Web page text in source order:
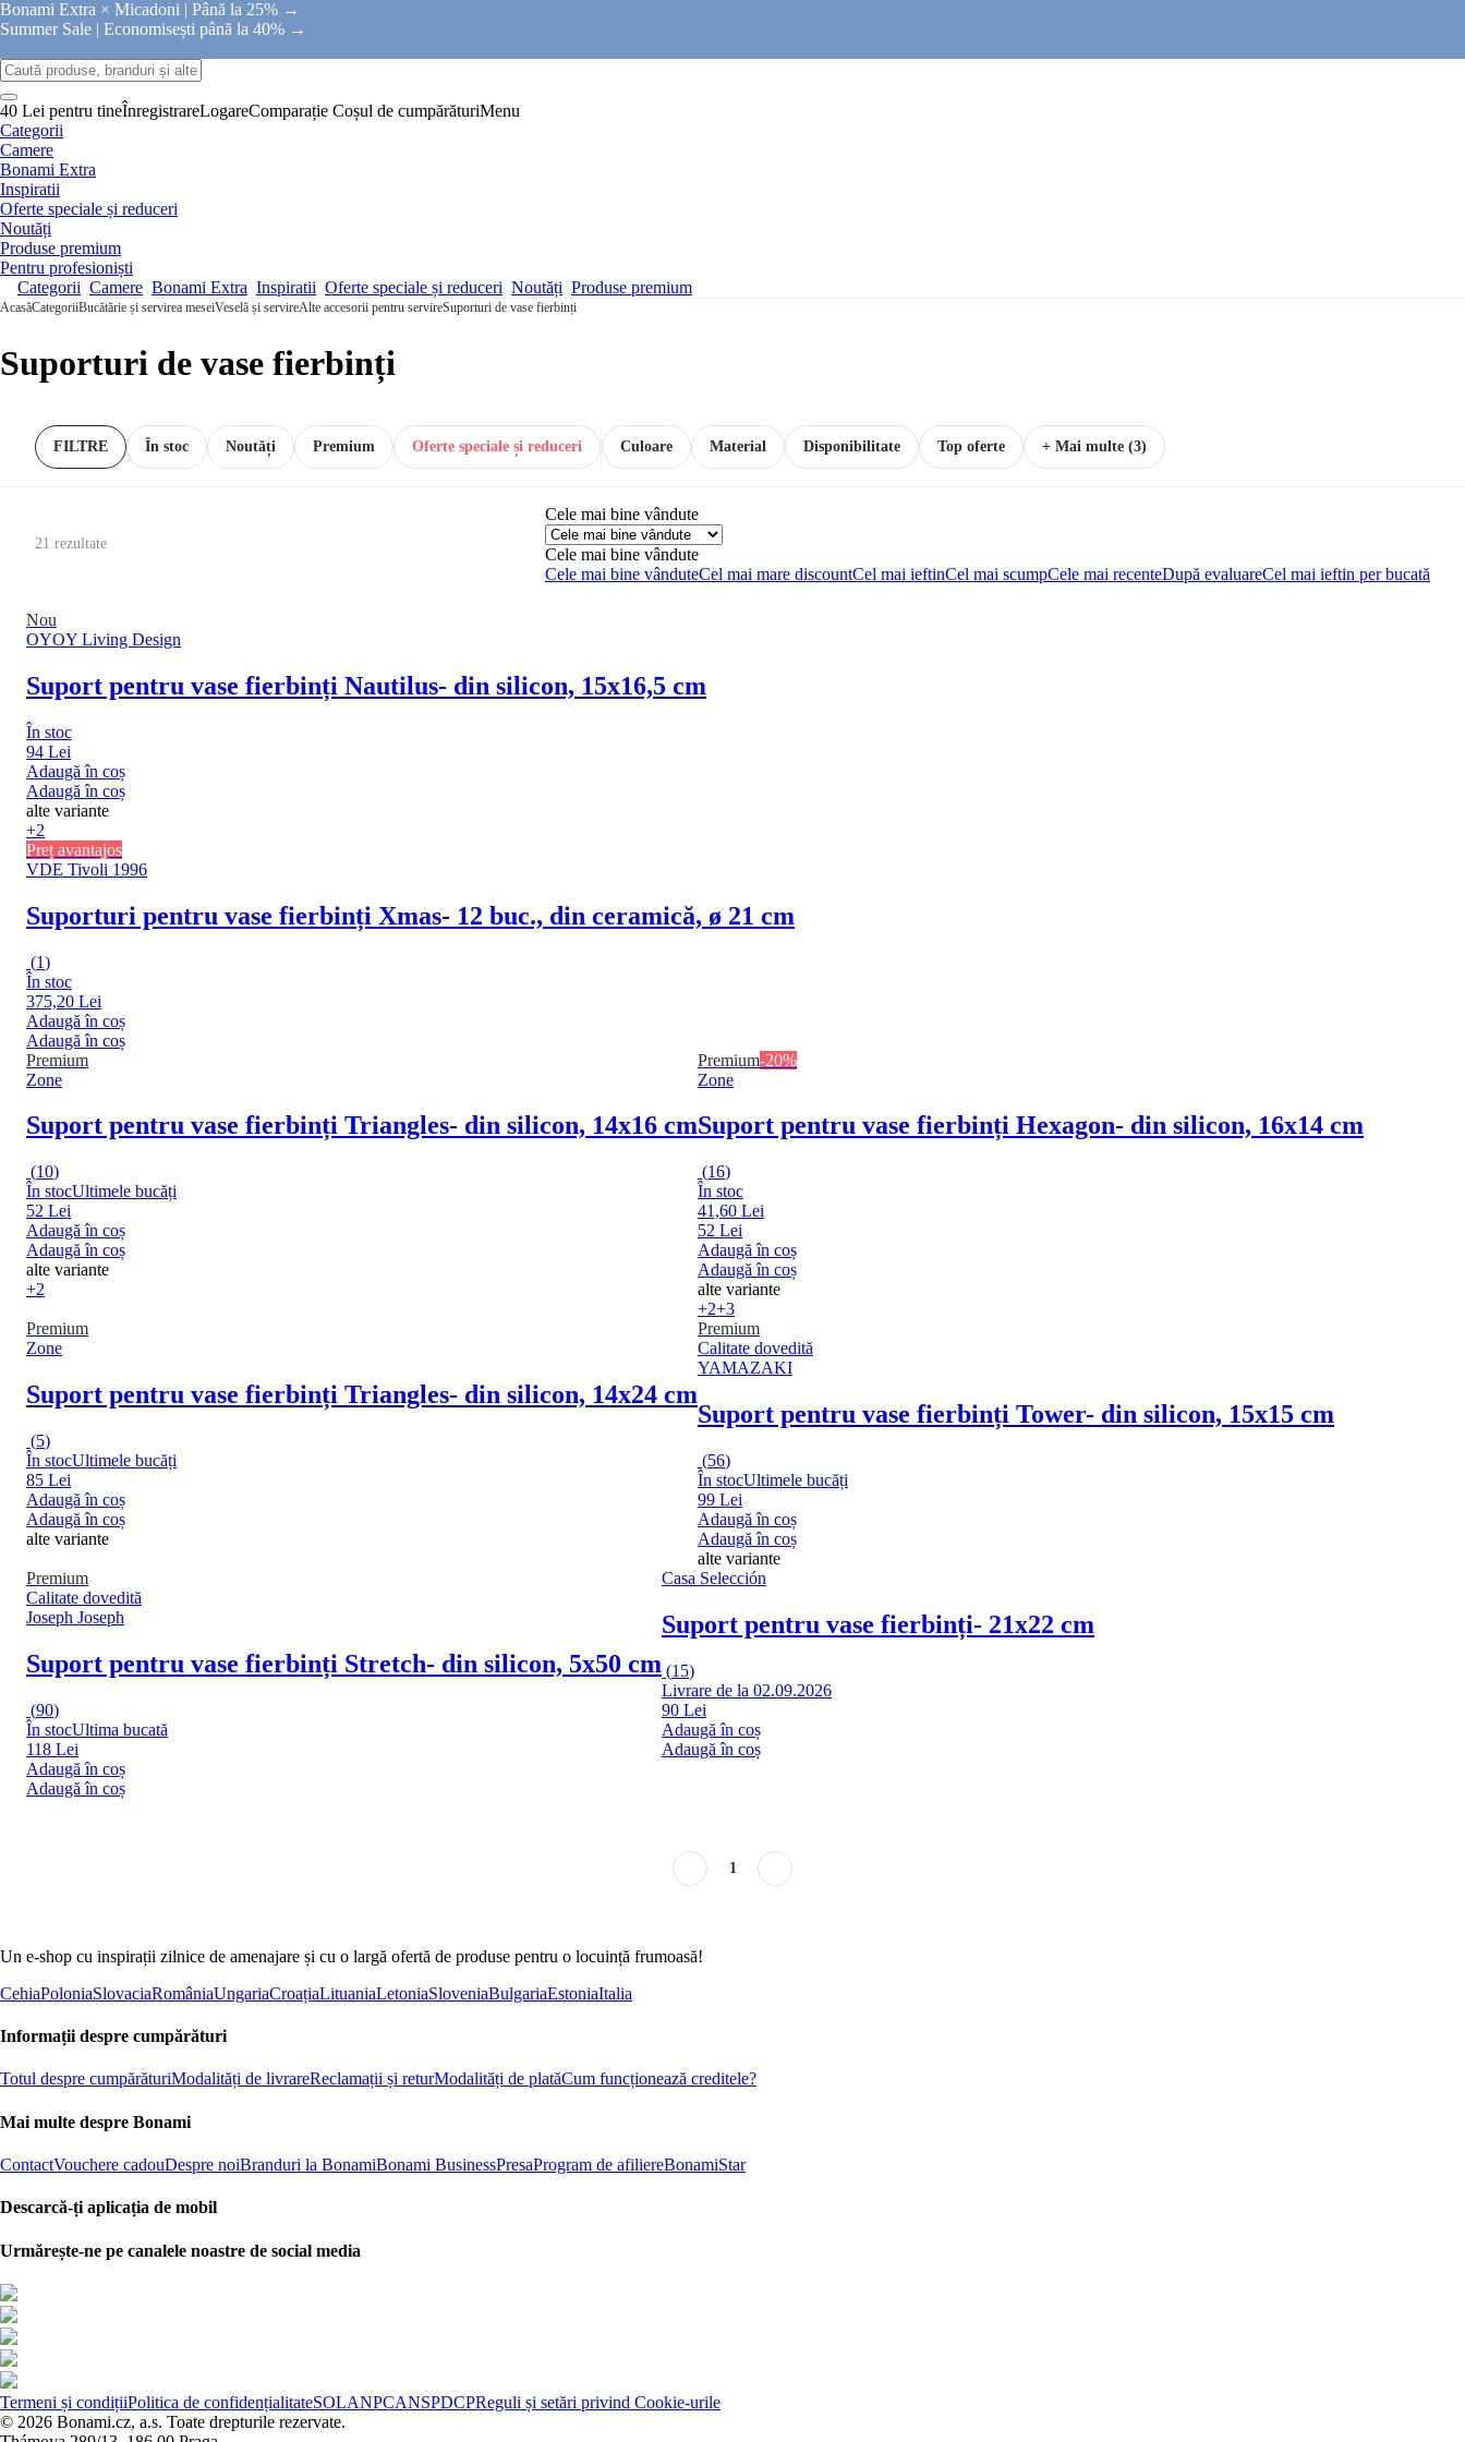
Bonami Extra × Micadoni | Până la 25% →
Summer Sale | Economisești până la 40% →
40 Lei pentru tineÎnregistrareLogareComparație Coșul de cumpărăturiMenu
Categorii
Camere
Bonami Extra
Inspiratii
Oferte speciale și reduceri
Noutăți
Produse premium
Pentru profesioniști
Categorii Camere Bonami Extra Inspiratii Oferte speciale și reduceri Noutăți Produse premium
AcasăCategoriiBucătărie și servirea meseiVeselă și servireAlte accesorii pentru servireSuporturi de vase fierbinți
Suporturi de vase fierbinți
FILTRE În stoc Premium
Noutăți Oferte speciale și reduceri Culoare Material Disponibilitate Top oferte + Mai multe (3)
21 rezultate
Cele mai bine vândute
Cele mai bine vândute
Cele mai bine vânduteCel mai mare discountCel mai ieftinCel mai scumpCele mai recenteDupă evaluareCel mai ieftin per bucată
Nou
OYOY Living Design
Suport pentru vase fierbinți Nautilus- din silicon, 15x16,5 cm
În stoc
94 Lei
Adaugă în coș
Adaugă în coș
alte variante
+2
Preț avantajos
VDE Tivoli 1996
Suporturi pentru vase fierbinți Xmas- 12 buc., din ceramică, ø 21 cm
(1)
În stoc
375,20 Lei
Adaugă în coș
Adaugă în coș
Premium
Zone
Suport pentru vase fierbinți Triangles- din silicon, 14x16 cm
(10)
În stocUltimele bucăți
52 Lei
Adaugă în coș
Adaugă în coș
alte variante
+2
Premium-20%
Zone
Suport pentru vase fierbinți Hexagon- din silicon, 16x14 cm
(16)
În stoc
41,60 Lei
52 Lei
Adaugă în coș
Adaugă în coș
alte variante
+2+3
Premium
Zone
Suport pentru vase fierbinți Triangles- din silicon, 14x24 cm
(5)
În stocUltimele bucăți
85 Lei
Adaugă în coș
Adaugă în coș
alte variante
Premium
Calitate dovedită
YAMAZAKI
Suport pentru vase fierbinți Tower- din silicon, 15x15 cm
(56)
În stocUltimele bucăți
99 Lei
Adaugă în coș
Adaugă în coș
alte variante
Premium
Calitate dovedită
Joseph Joseph
Suport pentru vase fierbinți Stretch- din silicon, 5x50 cm
(90)
În stocUltima bucată
118 Lei
Adaugă în coș
Adaugă în coș
Casa Selección
Suport pentru vase fierbinți- 21x22 cm
(15)
Livrare de la 02.09.2026
90 Lei
Adaugă în coș
Adaugă în coș
1
Un e-shop cu inspirații zilnice de amenajare și cu o largă ofertă de produse pentru o locuință frumoasă!
CehiaPoloniaSlovaciaRomâniaUngariaCroațiaLituaniaLetoniaSloveniaBulgariaEstoniaItalia
Informații despre cumpărături
Totul despre cumpărăturiModalități de livrareReclamații și returModalități de platăCum funcționează creditele?
Mai multe despre Bonami
ContactVouchere cadouDespre noiBranduri la BonamiBonami BusinessPresaProgram de afiliereBonamiStar
Descarcă-ți aplicația de mobil
Urmărește-ne pe canalele noastre de social media
Termeni și condițiiPolitica de confidențialitateSOLANPCANSPDCPReguli și setări privind Cookie-urile
© 2026 Bonami.cz, a.s. Toate drepturile rezervate.